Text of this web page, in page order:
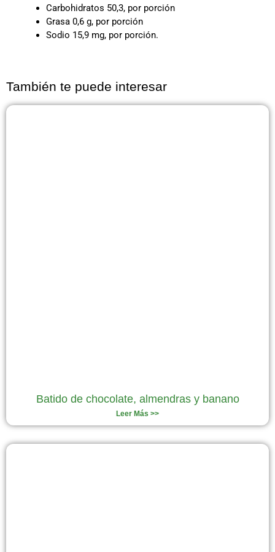
Carbohidratos 50,3, por porción
Grasa 0,6 g, por porción
Sodio 15,9 mg, por porción.
También te puede interesar
Batido de chocolate, almendras y banano
Leer Más >>